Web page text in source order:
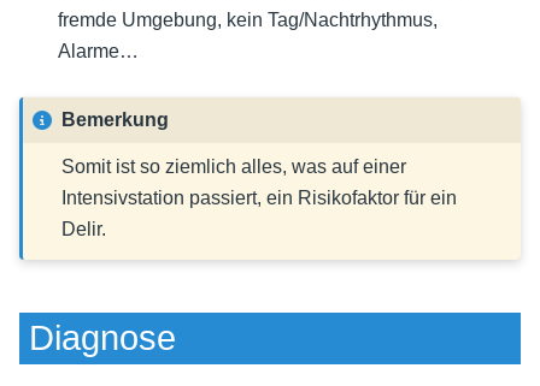
fremde Umgebung, kein Tag/Nachtrhythmus,
Alarme…
Bemerkung
Somit ist so ziemlich alles, was auf einer
Intensivstation passiert, ein Risikofaktor für ein
Delir.
Diagnose